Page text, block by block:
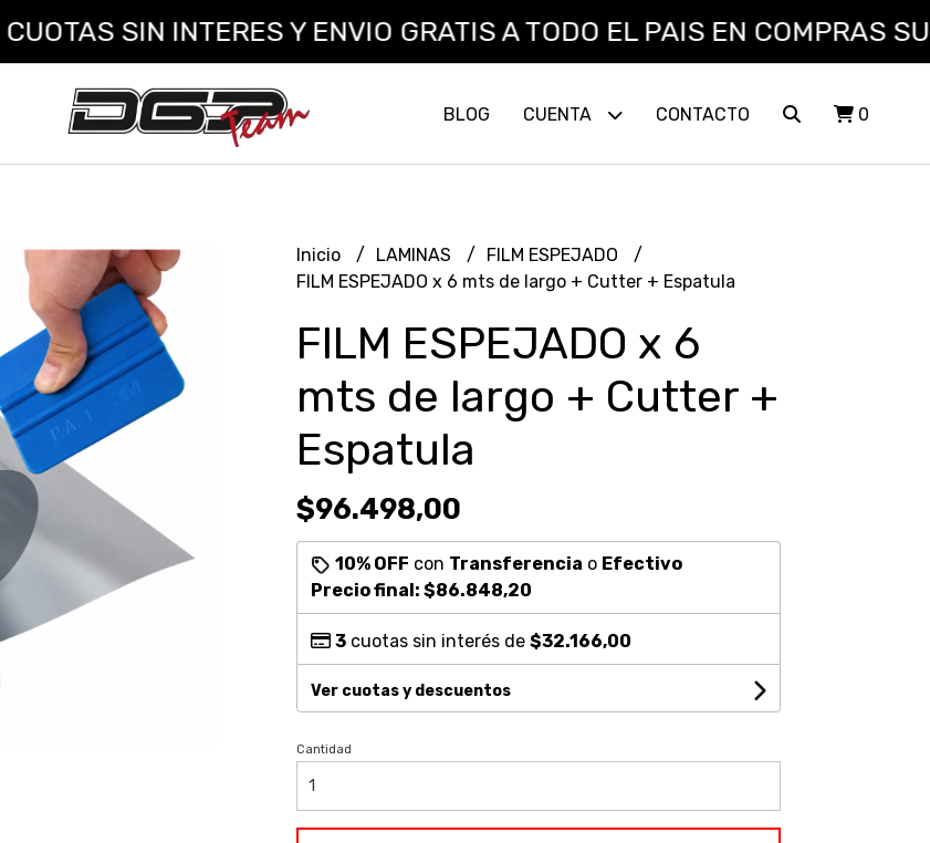
SIN INTERES Y ENVIO GRATIS A TODO EL PAIS EN COMPRAS
BLOG CUENTA CONTACTO 0
Inicio LAMINAS
FILM ESPEJADO
FILM ESPEJADO x 6 mts de largo + Cutter + Espatula
FILM ESPEJADO x 6
mts de largo + Cutter +
Espatula
$96.498,00
10% OFF con Transferencia o Efectivo
Precio final: $86.848,20
3cuotas sin interés de $32.166,00
Ver cuotas y descuentos
Cantidad